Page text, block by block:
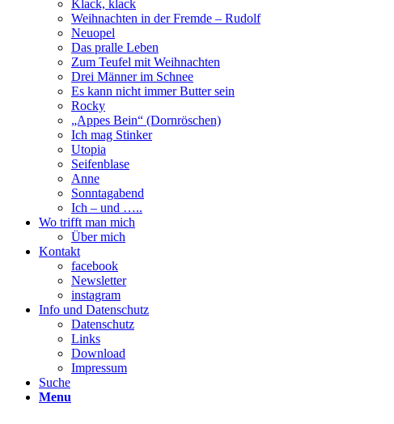
Klack, klack
Weihnachten in der Fremde – Rudolf
Neuopel
Das pralle Leben
Zum Teufel mit Weihnachten
Drei Männer im Schnee
Es kann nicht immer Butter sein
Rocky
„Appes Bein“ (Dornröschen)
Ich mag Stinker
Utopia
Seifenblase
Anne
Sonntagabend
Ich – und …..
Wo trifft man mich
Über mich
Kontakt
facebook
Newsletter
instagram
Info und Datenschutz
Datenschutz
Links
Download
Impressum
Suche
Menu